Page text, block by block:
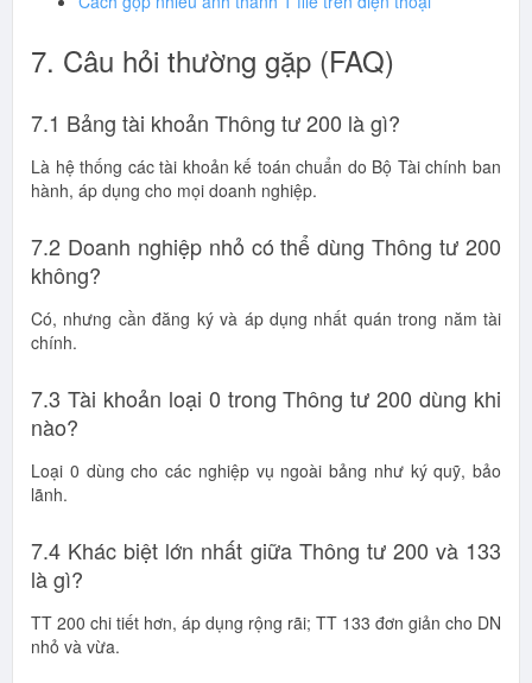
7. Câu hỏi thường gặp (FAQ)
7.1 Bảng tài khoản Thông tư 200 là gì?
Là hệ thống các tài khoản kế toán chuẩn do Bộ Tài chính ban
hành, áp dụng cho mọi doanh nghiệp.
7.2 Doanh nghiệp nhỏ có thể dùng Thông tư 200
không?
Có, nhưng cần đăng ký và áp dụng nhất quán trong năm tài
chính.
7.3 Tài khoản loại 0 trong Thông tư 200 dùng khi
nào?
Loại 0 dùng cho các nghiệp vụ ngoài bảng như ký quỹ, bảo
lãnh.
7.4 Khác biệt lớn nhất giữa Thông tư 200 và 133
là gì?
TT 200 chi tiết hơn, áp dụng rộng rãi; TT 133 đơn giản cho DN
nhỏ và vừa.